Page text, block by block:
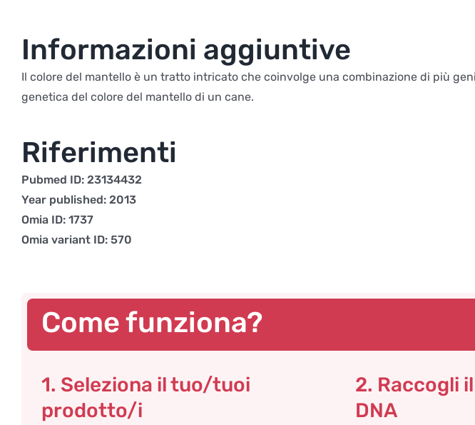
Informazioni aggiuntive
Il colore del mantello è un tratto intricato che coinvolge una combinazione di più
genetica del colore del mantello di un cane.
Riferimenti
Pubmed ID: 23134432
Year published: 2013
Omia ID: 1737
Omia variant ID: 570
Come funziona?
1. Seleziona il tuo/tuoi
prodotto/i
2. Raccogli
DNA